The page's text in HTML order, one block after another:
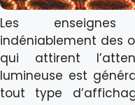
Les
indéniablement des
qui attirent
lumineuse est
tout type